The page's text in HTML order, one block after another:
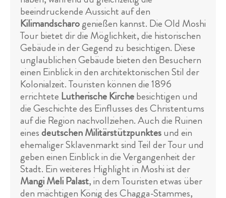
beeindruckende Aussicht auf den
Kilimandscharogenießen kannst. Die Old Moshi
Tour bietet dir die Möglichkeit, die historischen
Gebäude in der Gegend zu besichtigen. Diese
unglaublichen Gebäude bieten den Besuchern
einen Einblick in den architektonischen Stil der
Kolonialzeit. Touristen können die 1896
errichtete Lutherische Kirchebesichtigen und
die Geschichte des Einflusses des Christentums
auf die Region nachvollziehen. Auch die Ruinen
einesdeutschen Militärstützpunktesund ein
ehemaliger Sklavenmarkt sind Teil der Tour und
geben einen Einblick in die Vergangenheit der
Stadt. Ein weiteres Highlight in Moshi ist der
Mangi Meli Palast, in dem Touristen etwas über
den mächtigen König des Chagga-Stammes,